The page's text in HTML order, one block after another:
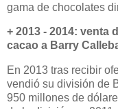
gama de chocolates
+ 2013 - 2014: venta
cacao a Barry
En 2013 tras recibir
vendió su división de
950 millones de